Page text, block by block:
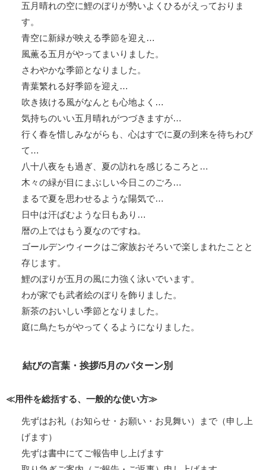
五月晴れの空に鯉のぼりが勢いよくひるがえっておりま
す。
青空に新緑が映える季節を迎え…
風薫る五月がやってまいりました。
さわやかな季節となりました。
青葉繁れる好季節を迎え…
吹き抜ける風がなんとも心地よく…
気持ちのいい五月晴れがつづきますが…
行く春を惜しみながらも、心はすでに夏の到来を待ちわび
て…
八十八夜をも過ぎ、夏の訪れを感じるころと…
木々の緑が目にまぶしい今日このごろ…
まるで夏を思わせるような陽気で…
日中は汗ばむような日もあり…
暦の上ではもう夏なのですね。
ゴールデンウィークはご家族おそろいで楽しまれたことと
存じます。
鯉のぼりが五月の風に力強く泳いでいます。
わが家でも武者絵のぼりを飾りました。
新茶のおいしい季節となりました。
庭に鳥たちがやってくるようになりました。
結びの言葉・挨拶/5月のパターン別
≪用件を総括する、一般的な使い方≫
先ずはお礼（お知らせ・お願い・お見舞い）まで（申し上
げます）
先ずは書中にてご報告申し上げます